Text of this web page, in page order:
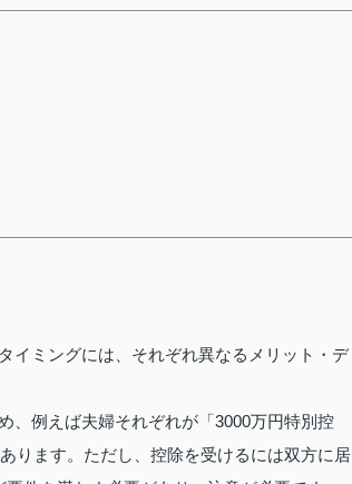
イミングには、それぞれ異なるメリット・デ
、例えば夫婦それぞれが「3000万円特別控
ります。ただし、控除を受けるには双方に居